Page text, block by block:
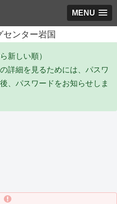
MENU
新しい順）
詳細を見るためには、パスワ
、パスワードをお知らせしま